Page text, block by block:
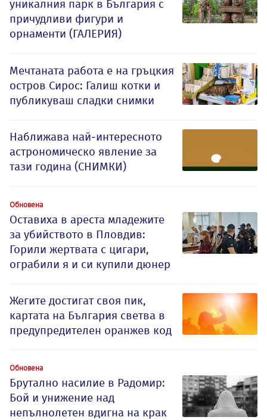
уникалния парк в България с
причудливи фигури и
орнаменти (ГАЛЕРИЯ)
Мечтаната работа е на гръцкия
остров Сирос: Галиш котки и
публикуваш сладки снимки
Наближава най-интересното
астрономическо явление за
тази година (СНИМКИ)
Обновена
Оставиха в ареста младежите
за убийството в Пловдив:
Горили жертвата с цигари,
ограбили я и си купили дюнер
Жегите достигат своя пик,
картата на България светва в
предупредителен оранжев код
Обновена
Брутално насилие в Радомир:
Бой и унижение над
непълнолетен вдигна на крак